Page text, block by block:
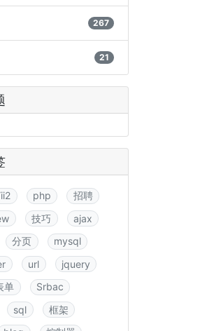
267
21
php
招聘
技巧
ajax
分页
mysql
url
jquery
单
Srbac
sql
框架